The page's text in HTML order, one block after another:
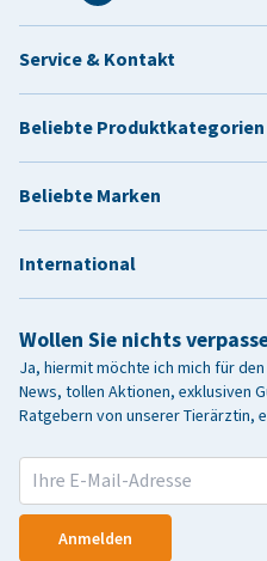
Wollen Sie nichts
Ja, hiermit möchte ich mich für
News, tollen Aktionen, exklusiven
Ratgebern von unserer Tierärztin,
Anmelden
Service & Kontakt
Beliebte Produktkategorien
Beliebte Marken
International